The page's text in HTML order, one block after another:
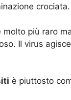
crociata.
molto più raro
Il virus
è piuttosto